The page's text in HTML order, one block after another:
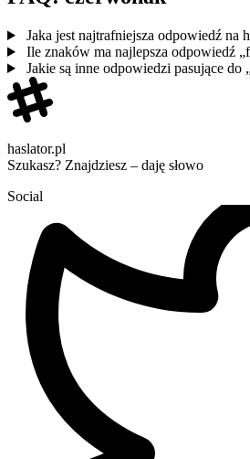
Jaka jest najtrafniejsza odpowiedź na
Ile znaków ma najlepsza odpowiedź
Jakie są inne odpowiedzi pasujące do
haslator.pl
Szukasz? Znajdziesz – daję słowo
Social